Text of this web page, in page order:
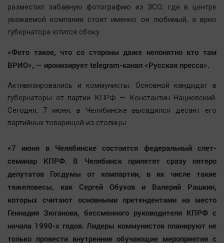
разместил забавную фотографию из ЗСО, где в центре
уважаемой компании стоит именно он любимый, а врио
губернатора ютится сбоку.
«Фото такое, что со стороны даже непонятно кто там
ВРИО», — иронизирует telegram-канал «Русская пресса».
Активизировались и коммунисты. Основной кандидат в
губернаторы от партии КПРФ — Константин Нациевский.
Сегодня, 7 июня, в Челябинске высадился десант его
партийных товарищей из столицы.
«7 июня в Челябинске состоится федеральный слет-
семинар КПРФ. В Челябинск прилетят сразу пятеро
депутатов Госдумы от компартии, в их числе такие
тяжеловесы, как Сергей Обухов и Валерий Рашкин,
которых считают основными претендентами на место
Геннадия Зюганова, бессменного руководителя КПРФ с
начала 1990-х годов. Лидеры коммунистов планируют не
только провести внутренние обучающие мероприятия с